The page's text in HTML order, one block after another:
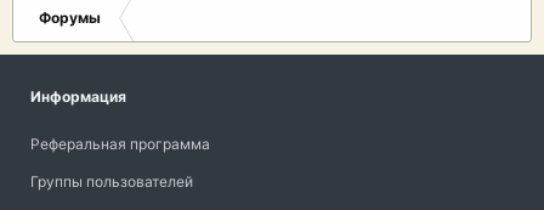
Форумы
Информация
Реферальная программа
Группы пользователей